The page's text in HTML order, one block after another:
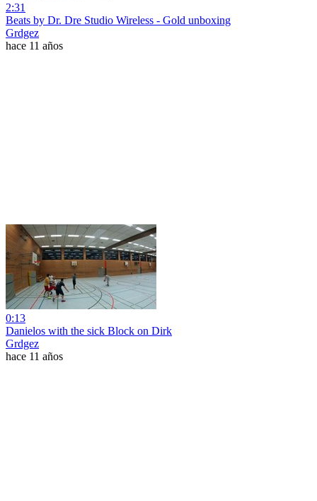
2:31
Beats by Dr. Dre Studio Wireless - Gold unboxing
Grdgez
hace 11 años
0:13
Danielos with the sick Block on Dirk
Grdgez
hace 11 años